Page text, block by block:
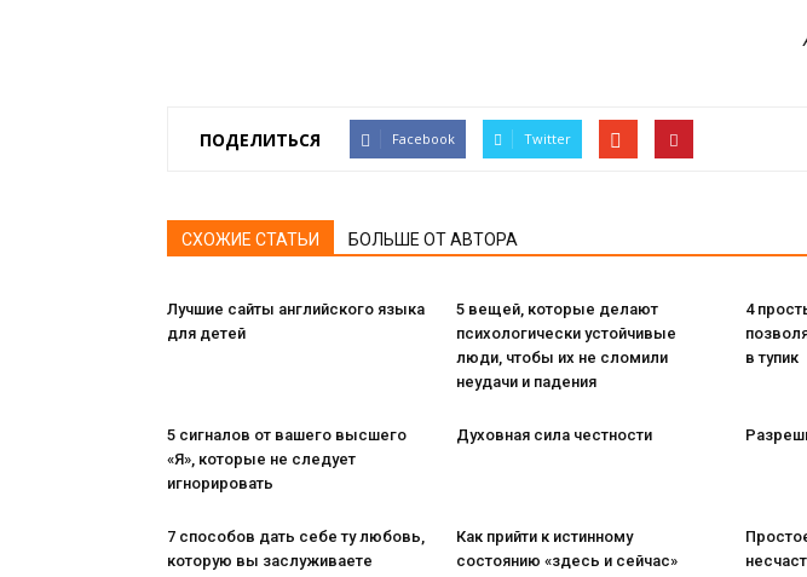
ПОДЕЛИТЬСЯ Facebook Twitter
СХОЖИЕ СТАТЬИ БОЛЬШЕ ОТ АВТОРА
Лучшие сайты английского языка
для детей
5 вещей, которые делают
психологически устойчивые
люди, чтобы их не сломили
неудачи и падения
4
в тупик
5 сигналов от вашего высшего
«Я», которые не следует
игнорировать
Духовная сила честности
7 способов дать себе ту любовь,
которую вы заслуживаете
Как прийти к истинному
состоянию «здесь и сейчас»